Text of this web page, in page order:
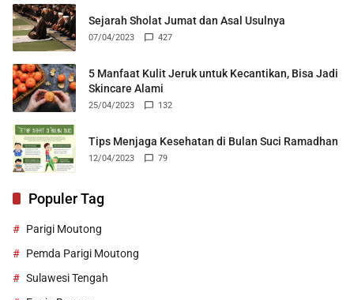
Sejarah Sholat Jumat dan Asal Usulnya
07/04/2023 427
5 Manfaat Kulit Jeruk untuk Kecantikan, Bisa Jadi
Skincare Alami
25/04/2023 132
Tips Menjaga Kesehatan di Bulan Suci Ramadhan
12/04/2023 79
Populer Tag
Parigi Moutong
Pemda Parigi Moutong
Sulawesi Tengah